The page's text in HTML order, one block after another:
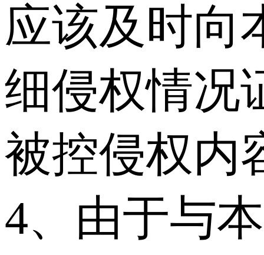
应该及时向
细侵权情况
被控侵权内
4、由于与